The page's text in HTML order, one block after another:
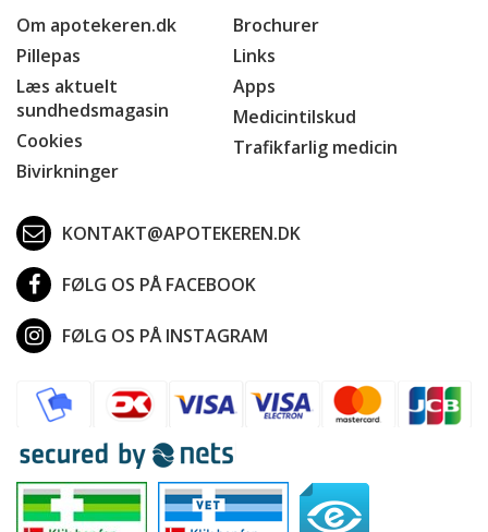
Om apotekeren.dk
Pillepas
Læs aktuelt
sundhedsmagasin
Cookies
Bivirkninger
Brochurer
Links
Apps
Medicintilskud
Trafikfarlig medicin
KONTAKT@APOTEKEREN.DK
FØLG OS PÅ FACEBOOK
FØLG OS PÅ INSTAGRAM